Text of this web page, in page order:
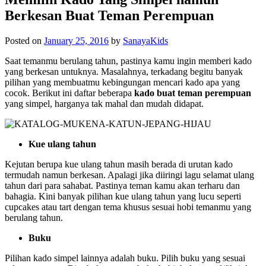
Berkesan Buat Teman Perempuan
Posted on January 25, 2016 by SanayaKids
Saat temanmu berulang tahun, pastinya kamu ingin memberi kado
yang berkesan untuknya. Masalahnya, terkadang begitu banyak
pilihan yang membuatmu kebingungan mencari kado apa yang
cocok. Berikut ini daftar beberapa kado buat teman perempuan
yang simpel, harganya tak mahal dan mudah didapat.
Kue ulang tahun
Kejutan berupa kue ulang tahun masih berada di urutan kado
termudah namun berkesan. Apalagi jika diiringi lagu selamat ulang
tahun dari para sahabat. Pastinya teman kamu akan terharu dan
bahagia. Kini banyak pilihan kue ulang tahun yang lucu seperti
cupcakes atau tart dengan tema khusus sesuai hobi temanmu yang
berulang tahun.
Buku
Pilihan kado simpel lainnya adalah buku. Pilih buku yang sesuai